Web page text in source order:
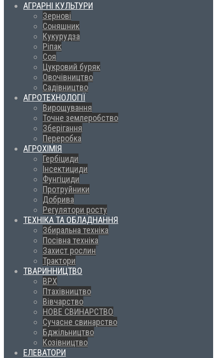
АГРАРНІ КУЛЬТУРИ
Зернові
Соняшник
Кукурудза
Ріпак
Соя
Цукровий буряк
Овочівництво
Садівництво
АГРОТЕХНОЛОГІЇ
Вирощування
Точне землеробство
Зберігання
Переробка
АГРОХІМІЯ
Гербіциди
Інсектициди
Фунгіциди
Протруйники
Добрива
Регулятори росту
ТЕХНІКА ТА ОБЛАДНАННЯ
Збиральна техніка
Посівна техніка
Захист рослин
Трактори
ТВАРИННИЦТВО
ВРХ
Птахівництво
Вівчарство
НОВЕ СВИНАРСТВО
Сучасне свинарство
Бджільництво
Козівництво
ЕЛЕВАТОРИ